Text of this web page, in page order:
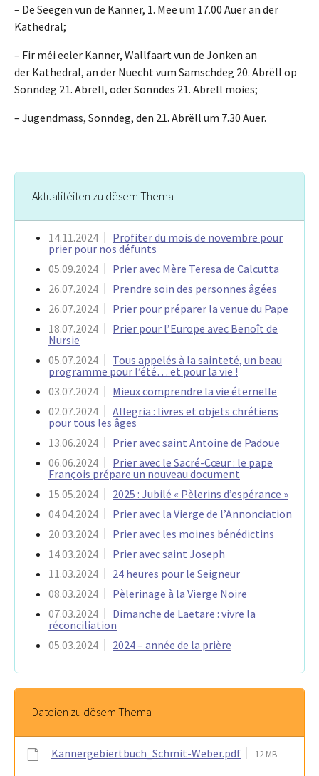
– De Seegen vun de Kanner, 1. Mee um 17.00 Auer an der
Kathedral;
– Fir méi eeler Kanner, Wallfaart vun de Jonken an
der Kathedral, an der Nuecht vum Samschdeg 20. Abrëll op
Sonndeg 21. Abrëll, oder Sonndes 21. Abrëll moies;
– Jugendmass, Sonndeg, den 21. Abrëll um 7.30 Auer.
Aktualitéiten zu dësem Thema
14.11.2024
Profiter du mois de novembre pour
prier pour nos défunts
05.09.2024
Prier avec Mère Teresa de Calcutta
26.07.2024
Prendre soin des personnes âgées
26.07.2024
Prier pour préparer la venue du Pape
18.07.2024
Prier pour l’Europe avec Benoît de
Nursie
05.07.2024
Tous appelés à la sainteté, un beau
programme pour l’été… et pour la vie !
03.07.2024
Mieux comprendre la vie éternelle
02.07.2024
Allegria : livres et objets chrétiens
pour tous les âges
13.06.2024
Prier avec saint Antoine de Padoue
06.06.2024
Prier avec le Sacré-Cœur : le pape
François prépare un nouveau document
15.05.2024
2025 : Jubilé « Pèlerins d’espérance »
04.04.2024
Prier avec la Vierge de l’Annonciation
20.03.2024
Prier avec les moines bénédictins
14.03.2024
Prier avec saint Joseph
11.03.2024
24 heures pour le Seigneur
08.03.2024
Pèlerinage à la Vierge Noire
07.03.2024
Dimanche de Laetare : vivre la
réconciliation
05.03.2024
2024 – année de la prière
Dateien zu dësem Thema
Kannergebiertbuch_Schmit-Weber.pdf 12 MB